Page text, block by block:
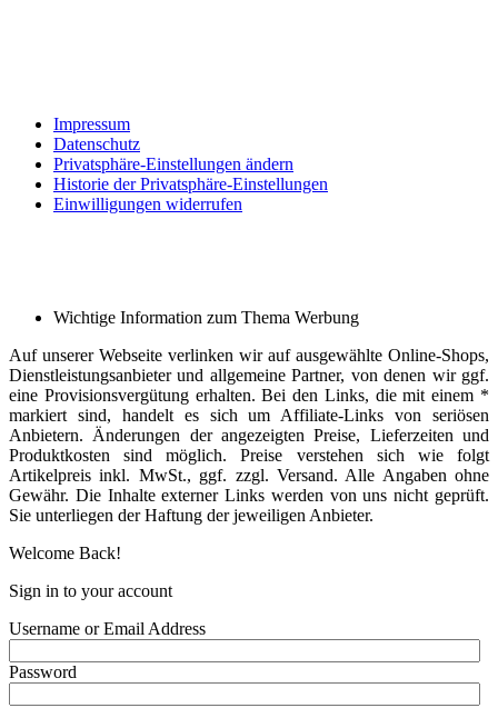
Impressum
Datenschutz
Privatsphäre-Einstellungen ändern
Historie der Privatsphäre-Einstellungen
Einwilligungen widerrufen
Wichtige Information zum Thema Werbung
Auf unserer Webseite verlinken wir auf ausgewählte Online-Shops,
Dienstleistungsanbieter und allgemeine Partner, von denen wir ggf.
eine Provisionsvergütung erhalten. Bei den Links, die mit einem *
markiert sind, handelt es sich um Affiliate-Links von seriösen
Anbietern. Änderungen der angezeigten Preise, Lieferzeiten und
Produktkosten sind möglich. Preise verstehen sich wie folgt
Artikelpreis inkl. MwSt., ggf. zzgl. Versand. Alle Angaben ohne
Gewähr. Die Inhalte externer Links werden von uns nicht geprüft.
Sie unterliegen der Haftung der jeweiligen Anbieter.
Welcome Back!
Sign in to your account
Username or Email Address
Password